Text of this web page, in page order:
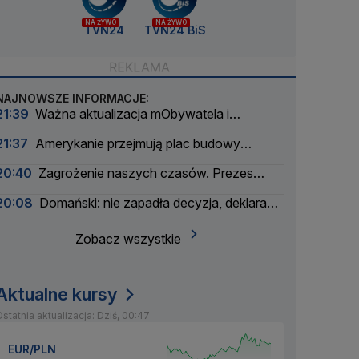
NA ŻYWO
TVN24
NA ŻYWO
TVN24 BiS
INFORMACJE:
Ważna aktualizacja mObywatela i
Amerykanie przejmują plac budowy
Zagrożenie naszych czasów. Prezes
Domański: nie zapadła decyzja, deklaracja
Zobacz wszystkie
kursy
aktualizacja: Dziś, 00:47
EUR/PLN